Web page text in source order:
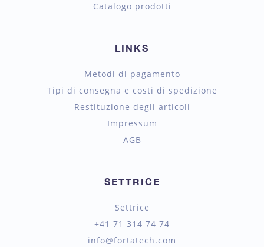
Catalogo prodotti
LINKS
Metodi di pagamento
Tipi di consegna e costi di spedizione
Restituzione degli articoli
Impressum
AGB
SETTRICE
Settrice
+41 71 314 74 74
info@fortatech.com